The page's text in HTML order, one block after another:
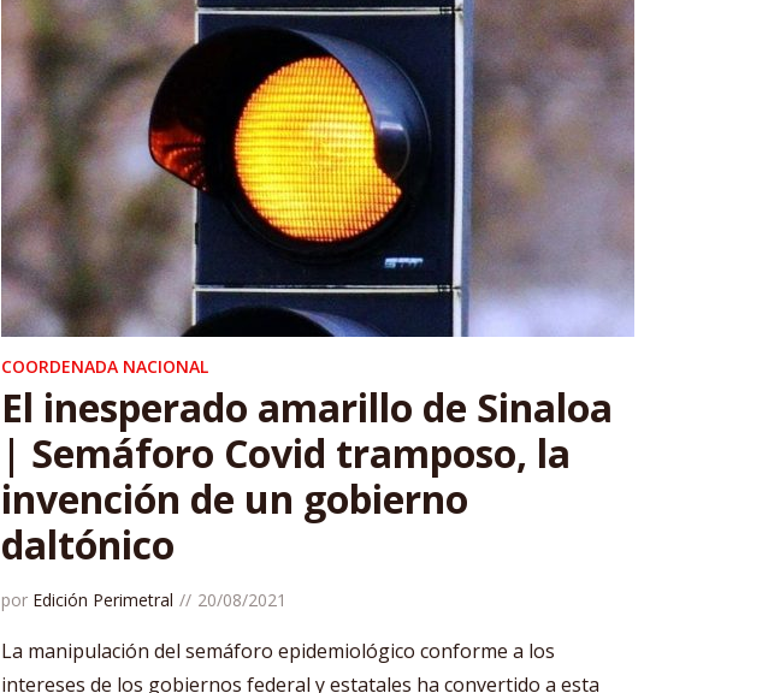
COORDENADA NACIONAL
El inesperado amarillo de Sinaloa
| Semáforo Covid tramposo, la
invención de un gobierno
daltónico
por Edición Perimetral 20/08/2021
La manipulación del semáforo epidemiológico conforme a los
intereses de los gobiernos federal y estatales ha convertido a esta